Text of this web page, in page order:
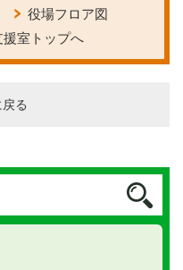
役場フロア図
室トップへ
戻る